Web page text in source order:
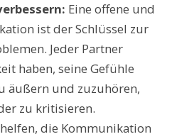
Eine offene und
ist der Schlüssel zur
Jeder Partner
haben, seine Gefühle
äußern und zuzuhören,
zu kritisieren.
die Kommunikation